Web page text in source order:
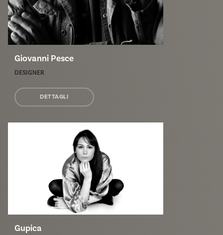
Giovanni Pesce
DESIGNER
DETTAGLI
Gupica